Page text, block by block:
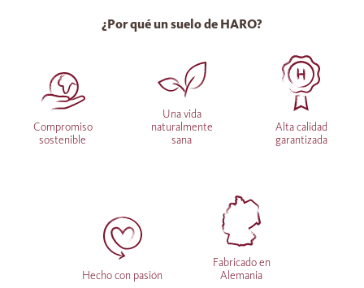
¿Por qué un suelo de HARO?
Compromiso
sostenible
Una vida
naturalmente
sana
Alta calidad
garantizada
Hecho con pasión
Fabricado en
Alemania